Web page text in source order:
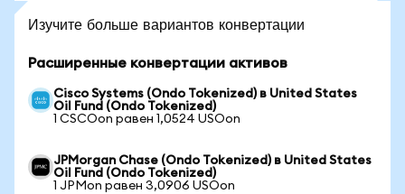
Изучите больше вариантов конвертации
Расширенные конвертации активов
Cisco Systems (Ondo Tokenized) в United States
Oil Fund (Ondo Tokenized)
1 CSCOon равен 1,0524 USOon
JPMorgan Chase (Ondo Tokenized) в United States
Oil Fund (Ondo Tokenized)
1 JPMon равен 3,0906 USOon